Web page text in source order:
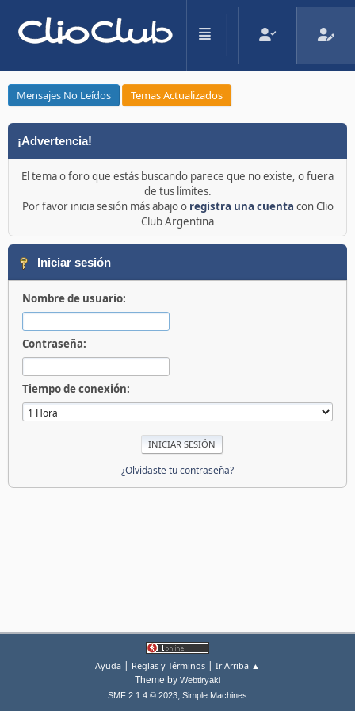
Mensajes No Leídos Temas Actualizados
¡Advertencia!
El tema o foro que estás buscando parece que no existe, o fuera
de tus límites.
Por favor inicia sesión más abajo o registra una cuenta con Clio
Club Argentina
Iniciar sesión
Nombre de usuario:
Contraseña:
Tiempo de conexión:
¿Olvidaste tu contraseña?
Ayuda | Reglas y Términos | Ir Arriba ▲
Theme by Webtiryaki
SMF 2.1.4 © 2023, Simple Machines